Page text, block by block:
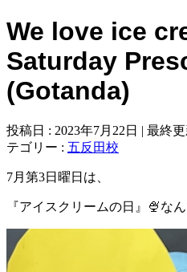
We love ice
Saturday
(Gotanda)
投稿日 : 2023年7月22日 最終更
テゴリー : 五反田校
7月第3日曜日は、
『アイスクリームの日』🍨な